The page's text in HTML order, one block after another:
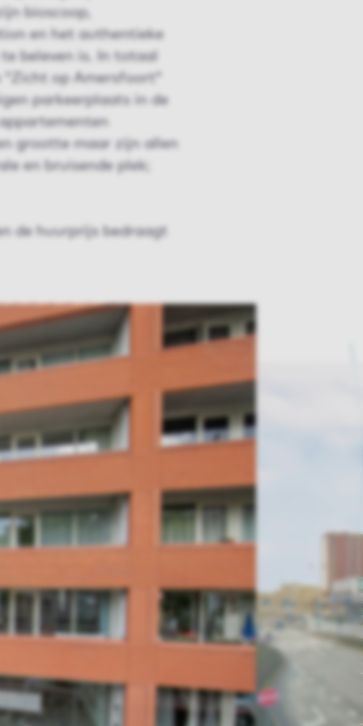
bioscoop,
en het authentieke
beleven is. In totaal
“Zicht op Amersfoort”
parkeerplaats in de
grootte maar zijn allen
en bruisende plek;
de huurprijs bedraagt